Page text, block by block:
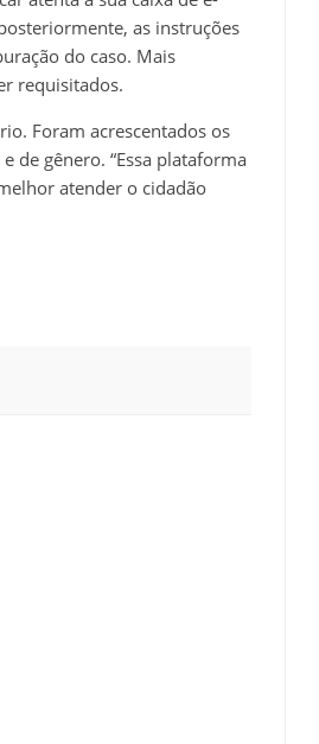
as instruções
do caso. Mais
requisitados.
Foram acrescentados os
de gênero. “Essa plataforma
atender o cidadão